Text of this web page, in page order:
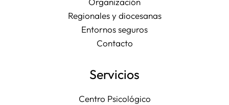
Regionales y diocesanas
Entornos seguros
Contacto
Servicios
Centro Psicológico